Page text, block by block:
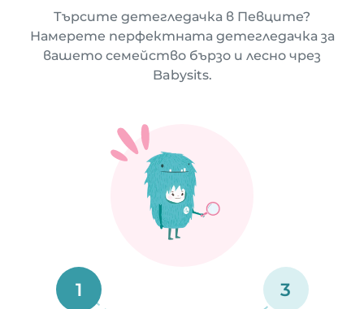
Търсите детегледачка в Певците?
Намерете перфектната детегледачка за
вашето семейство бързо и лесно чрез
Babysits.
1 3